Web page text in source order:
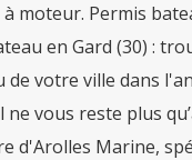
moteur. Permis
en Gard (30) :
votre ville dans
vous reste plus
d'Arolles Marine,